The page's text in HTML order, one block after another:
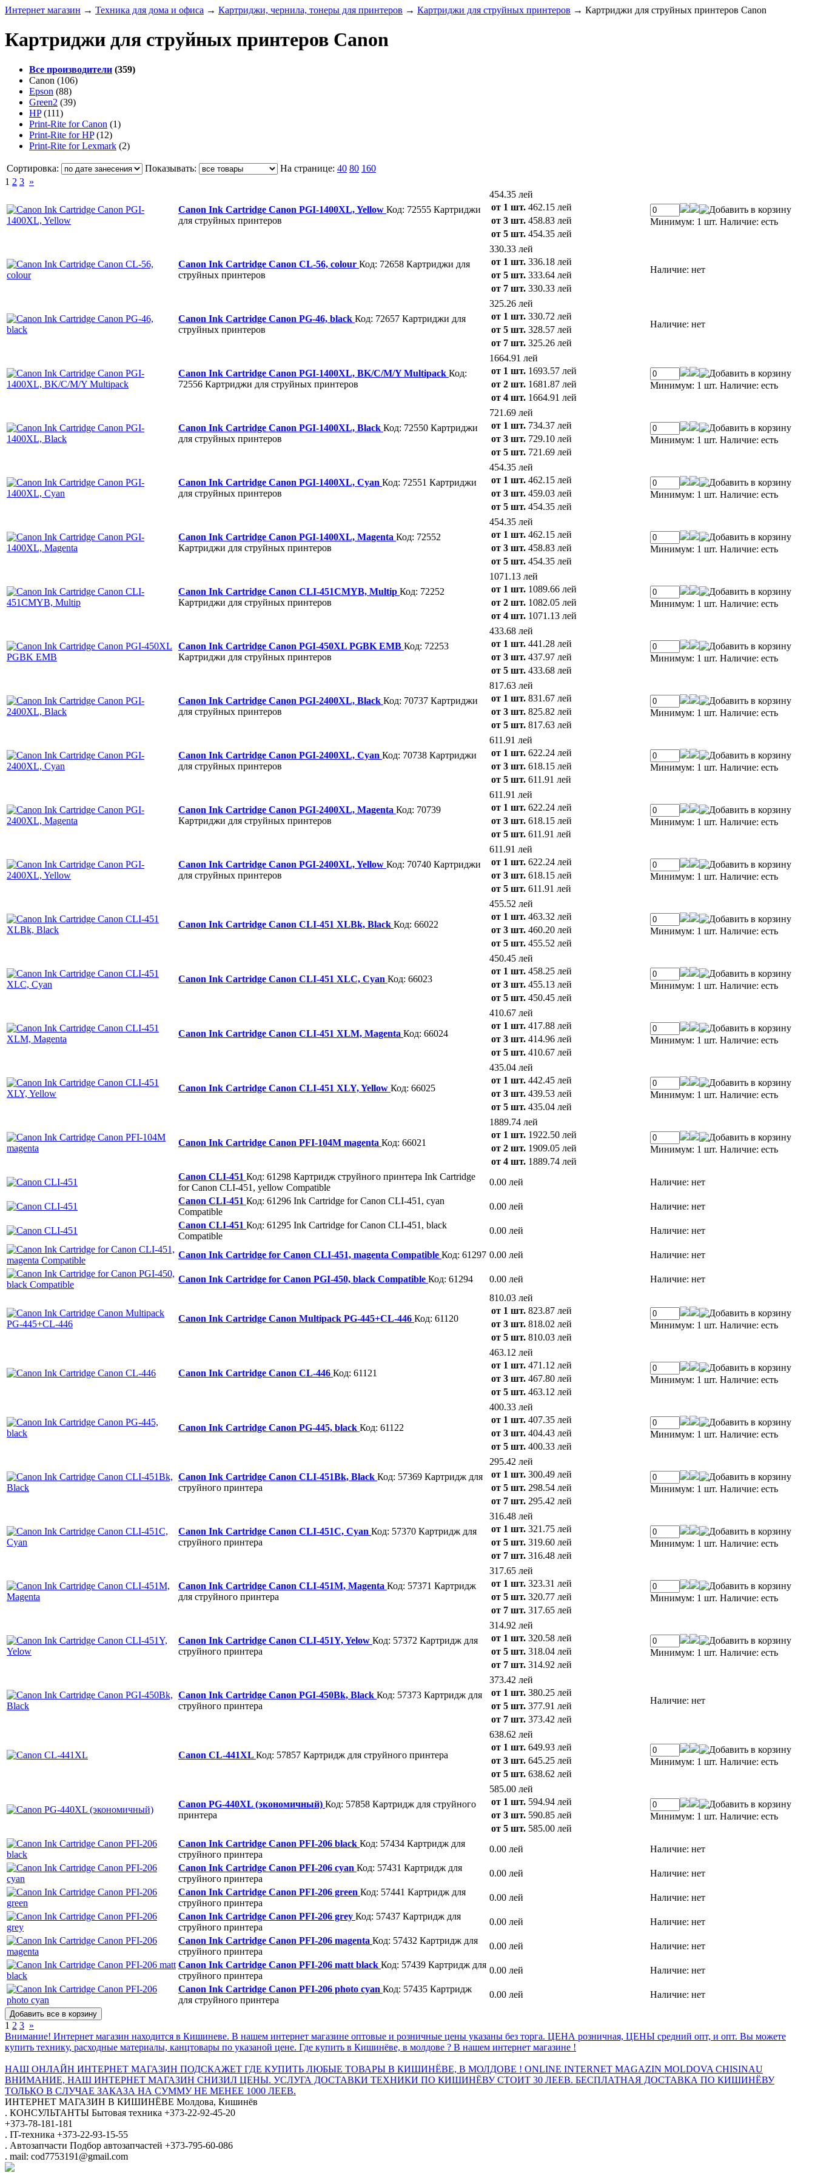
Интернет магазин → Техника для дома и офиса → Картриджи, чернила, тонеры для принтеров → Картриджи для струйных принтеров → Картриджи для струйных принтеров Canon
Картриджи для струйных принтеров Canon
Все производители (359)
Canon (106)
Epson (88)
Green2 (39)
HP(111)
Print-Rite for Canon (1)
Print-Rite for HP(12)
Print-Rite for Lexmark (2)
Сортировка: Показывать: На странице: 40 80 160
1 2 3 »
Canon Ink Cartridge Canon PGI-1400XL, Yellow Код: 72555 Картриджи
для струйных принтеров
454.35 лей
от 1 шт. 462.15 лей
от 3 шт. 458.83 лей
от 5 шт. 454.35 лей
Минимум: 1 шт. Наличие: есть
Canon Ink Cartridge Canon CL-56, colour Код: 72658 Картриджи для
струйных принтеров
330.33 лей
от 1 шт. 336.18 лей
от 5 шт. 333.64 лей
от 7 шт. 330.33 лей
Наличие: нет
Canon Ink Cartridge Canon PG-46, black Код: 72657 Картриджи для
струйных принтеров
325.26 лей
от 1 шт. 330.72 лей
от 5 шт. 328.57 лей
от 7 шт. 325.26 лей
Наличие: нет
Canon Ink Cartridge Canon PGI-1400XL, BK/C/M/Y Multipack Код:
72556 Картриджи для струйных принтеров
1664.91 лей
от 1 шт. 1693.57 лей
от 2 шт. 1681.87 лей
от 4 шт. 1664.91 лей
Минимум: 1 шт. Наличие: есть
Canon Ink Cartridge Canon PGI-1400XL, Black Код: 72550 Картриджи
для струйных принтеров
721.69 лей
от 1 шт. 734.37 лей
от 3 шт. 729.10 лей
от 5 шт. 721.69 лей
Минимум: 1 шт. Наличие: есть
Canon Ink Cartridge Canon PGI-1400XL, Cyan Код: 72551 Картриджи
для струйных принтеров
454.35 лей
от 1 шт. 462.15 лей
от 3 шт. 459.03 лей
от 5 шт. 454.35 лей
Минимум: 1 шт. Наличие: есть
Canon Ink Cartridge Canon PGI-1400XL, Magenta Код: 72552
Картриджи для струйных принтеров
454.35 лей
от 1 шт. 462.15 лей
от 3 шт. 458.83 лей
от 5 шт. 454.35 лей
Минимум: 1 шт. Наличие: есть
Canon Ink Cartridge Canon CLI-451CMYB, Multip Код: 72252
Картриджи для струйных принтеров
1071.13 лей
от 1 шт. 1089.66 лей
от 2 шт. 1082.05 лей
от 4 шт. 1071.13 лей
Минимум: 1 шт. Наличие: есть
Canon Ink Cartridge Canon PGI-450XL PGBK EMB Код: 72253
Картриджи для струйных принтеров
433.68 лей
от 1 шт. 441.28 лей
от 3 шт. 437.97 лей
от 5 шт. 433.68 лей
Минимум: 1 шт. Наличие: есть
Canon Ink Cartridge Canon PGI-2400XL, Black Код: 70737 Картриджи
для струйных принтеров
817.63 лей
от 1 шт. 831.67 лей
от 3 шт. 825.82 лей
от 5 шт. 817.63 лей
Минимум: 1 шт. Наличие: есть
Canon Ink Cartridge Canon PGI-2400XL, Cyan Код: 70738 Картриджи
для струйных принтеров
611.91 лей
от 1 шт. 622.24 лей
от 3 шт. 618.15 лей
от 5 шт. 611.91 лей
Минимум: 1 шт. Наличие: есть
Canon Ink Cartridge Canon PGI-2400XL, Magenta Код: 70739
Картриджи для струйных принтеров
611.91 лей
от 1 шт. 622.24 лей
от 3 шт. 618.15 лей
от 5 шт. 611.91 лей
Минимум: 1 шт. Наличие: есть
Canon Ink Cartridge Canon PGI-2400XL, Yellow Код: 70740 Картриджи
для струйных принтеров
611.91 лей
от 1 шт. 622.24 лей
от 3 шт. 618.15 лей
от 5 шт. 611.91 лей
Минимум: 1 шт. Наличие: есть
Canon Ink Cartridge Canon CLI-451 XLBk, Black Код: 66022
455.52 лей
от 1 шт. 463.32 лей
от 3 шт. 460.20 лей
от 5 шт. 455.52 лей
Минимум: 1 шт. Наличие: есть
Canon Ink Cartridge Canon CLI-451 XLC, Cyan Код: 66023
450.45 лей
от 1 шт. 458.25 лей
от 3 шт. 455.13 лей
от 5 шт. 450.45 лей
Минимум: 1 шт. Наличие: есть
Canon Ink Cartridge Canon CLI-451 XLM, Magenta Код: 66024
410.67 лей
от 1 шт. 417.88 лей
от 3 шт. 414.96 лей
от 5 шт. 410.67 лей
Минимум: 1 шт. Наличие: есть
Canon Ink Cartridge Canon CLI-451 XLY, Yellow Код: 66025
435.04 лей
от 1 шт. 442.45 лей
от 3 шт. 439.53 лей
от 5 шт. 435.04 лей
Минимум: 1 шт. Наличие: есть
Canon Ink Cartridge Canon PFI-104M magenta Код: 66021
1889.74 лей
от 1 шт. 1922.50 лей
от 2 шт. 1909.05 лей
от 4 шт. 1889.74 лей
Минимум: 1 шт. Наличие: есть
Canon CLI-451 Код: 61298 Картридж струйного принтера Ink Cartridge
for Canon CLI-451, yellow Compatible
0.00 лей Наличие: нет
Canon CLI-451 Код: 61296 Ink Cartridge for Canon CLI-451, cyan
Compatible
0.00 лей Наличие: нет
Canon CLI-451 Код: 61295 Ink Cartridge for Canon CLI-451, black
Compatible
0.00 лей Наличие: нет
Canon Ink Cartridge for Canon CLI-451, magenta Compatible Код: 61297 0.00 лей Наличие: нет
Canon Ink Cartridge for Canon PGI-450, black Compatible Код: 61294 0.00 лей Наличие: нет
Canon Ink Cartridge Canon Multipack PG-445+CL-446 Код: 61120
810.03 лей
от 1 шт. 823.87 лей
от 3 шт. 818.02 лей
от 5 шт. 810.03 лей
Минимум: 1 шт. Наличие: есть
Canon Ink Cartridge Canon CL-446 Код: 61121
463.12 лей
от 1 шт. 471.12 лей
от 3 шт. 467.80 лей
от 5 шт. 463.12 лей
Минимум: 1 шт. Наличие: есть
Canon Ink Cartridge Canon PG-445, black Код: 61122
400.33 лей
от 1 шт. 407.35 лей
от 3 шт. 404.43 лей
от 5 шт. 400.33 лей
Минимум: 1 шт. Наличие: есть
Canon Ink Cartridge Canon CLI-451Bk, Black Код: 57369 Картридж для
струйного принтера
295.42 лей
от 1 шт. 300.49 лей
от 5 шт. 298.54 лей
от 7 шт. 295.42 лей
Минимум: 1 шт. Наличие: есть
Canon Ink Cartridge Canon CLI-451C, Cyan Код: 57370 Картридж для
струйного принтера
316.48 лей
от 1 шт. 321.75 лей
от 5 шт. 319.60 лей
от 7 шт. 316.48 лей
Минимум: 1 шт. Наличие: есть
Canon Ink Cartridge Canon CLI-451M, Magenta Код: 57371 Картридж
для струйного принтера
317.65 лей
от 1 шт. 323.31 лей
от 5 шт. 320.77 лей
от 7 шт. 317.65 лей
Минимум: 1 шт. Наличие: есть
Canon Ink Cartridge Canon CLI-451Y, Yelow Код: 57372 Картридж для
струйного принтера
314.92 лей
от 1 шт. 320.58 лей
от 5 шт. 318.04 лей
от 7 шт. 314.92 лей
Минимум: 1 шт. Наличие: есть
Canon Ink Cartridge Canon PGI-450Bk, Black Код: 57373 Картридж для
струйного принтера
373.42 лей
от 1 шт. 380.25 лей
от 5 шт. 377.91 лей
от 7 шт. 373.42 лей
Наличие: нет
Canon CL-441XL Код: 57857 Картридж для струйного принтера
638.62 лей
от 1 шт. 649.93 лей
от 3 шт. 645.25 лей
от 5 шт. 638.62 лей
Минимум: 1 шт. Наличие: есть
Canon PG-440XL (экономичный) Код: 57858 Картридж для струйного
принтера
585.00 лей
от 1 шт. 594.94 лей
от 3 шт. 590.85 лей
от 5 шт. 585.00 лей
Минимум: 1 шт. Наличие: есть
Canon Ink Cartridge Canon PFI-206 black Код: 57434 Картридж для
струйного принтера
0.00 лей Наличие: нет
Canon Ink Cartridge Canon PFI-206 cyan Код: 57431 Картридж для
струйного принтера
0.00 лей Наличие: нет
Canon Ink Cartridge Canon PFI-206 green Код: 57441 Картридж для
струйного принтера
0.00 лей Наличие: нет
Canon Ink Cartridge Canon PFI-206 grey Код: 57437 Картридж для
струйного принтера
0.00 лей Наличие: нет
Canon Ink Cartridge Canon PFI-206 magenta Код: 57432 Картридж для
струйного принтера
0.00 лей Наличие: нет
Canon Ink Cartridge Canon PFI-206 matt black Код: 57439 Картридж для
струйного принтера
0.00 лей Наличие: нет
Canon Ink Cartridge Canon PFI-206 photo cyan Код: 57435 Картридж
для струйного принтера
0.00 лей Наличие: нет
1 2 3 »
Внимание! Интернет магазин находится в Кишиневе. В нашем интернет магазине оптовые и розничные цены указаны без торга. ЦЕНА розничная, ЦЕНЫ средний опт, и опт. Вы можете
купить технику, расходные материалы, канцтовары по указаной цене. Где купить в Кишинёве, в молдове ? В нашем интернет магазине !
НАШ ОНЛАЙН ИНТЕРНЕТ МАГАЗИН ПОДСКАЖЕТ ГДЕ КУПИТЬ ЛЮБЫЕ ТОВАРЫ В КИШИНЁВЕ, В МОЛДОВЕ ! ONLINE INTERNET MAGAZIN MOLDOVA CHISINAU
ВНИМАНИЕ, НАШ ИНТЕРНЕТ МАГАЗИН СНИЗИЛ ЦЕНЫ. УСЛУГА ДОСТАВКИ ТЕХНИКИ ПО КИШИНЁВУ СТОИТ 30 ЛЕЕВ. БЕСПЛАТНАЯ ДОСТАВКА ПО КИШИНЁВУ
ТОЛЬКО В СЛУЧАЕ ЗАКАЗА НА СУММУ НЕ МЕНЕЕ 1000 ЛЕЕВ.
ИНТЕРНЕТ МАГАЗИН В КИШИНЁВЕ Молдова, Кишинёв
. КОНСУЛЬТАНТЫ Бытовая техника +373-22-92-45-20
+373-78-181-181
. IT-техника +373-22-93-15-55
. Автозапчасти Подбор автозапчастей +373-795-60-086
. mail: cod7753191@gmail.com